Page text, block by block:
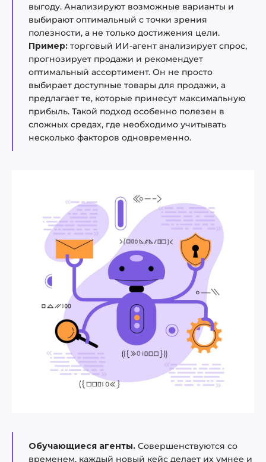
выгоду. Анализируют возможные варианты и
выбирают оптимальный с точки зрения
полезности, а не только достижения цели.
Пример: торговый ИИ-агент анализирует спрос,
прогнозирует продажи и рекомендует
оптимальный ассортимент. Он не просто
выбирает доступные товары для продажи, а
предлагает те, которые принесут максимальную
прибыль. Такой подход особенно полезен в
сложных средах, где необходимо учитывать
несколько факторов одновременно.
Обучающиеся агенты. Совершенствуются со
временем, каждый новый кейс делает их умнее и